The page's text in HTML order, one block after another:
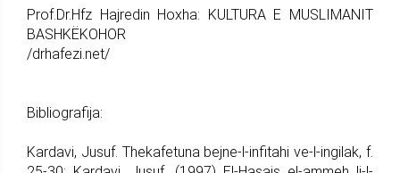
Prof.Dr.Hfz Hajredin Hoxha: KULTURA E MUSLIMANIT
BASHKËKOHOR
/drhafezi.net/
Bibliografija:
Kardavi, Jusuf. Thekafetuna bejne-l-infitahi ve-l-ingilak, f.